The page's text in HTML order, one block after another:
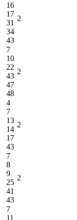
16
17
31
34
43
2
7
10
22
43
47
48
2
4
7
13
14
17
43
2
7
8
9
25
41
43
2
7
11